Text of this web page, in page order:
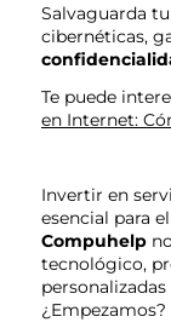
Salvaguarda
cibernéticas,
Te puede
en Internet:
Invertir en
esencial para
Compuhelp
tecnológico,
¿Empezamos?